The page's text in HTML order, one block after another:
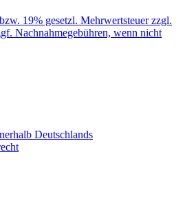
19% gesetzl. Mehrwertsteuer zzgl.
Nachnahmegebühren, wenn nicht
Deutschlands